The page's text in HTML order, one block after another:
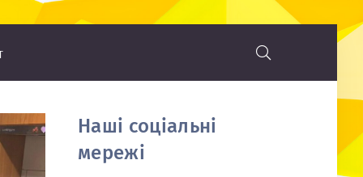
Наші соціальні
мережі